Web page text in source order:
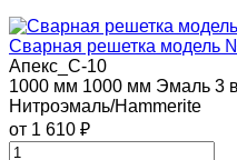
Сварная решетка модель
Апекс_С-10
1000 мм 1000 мм Эмаль 3
Нитроэмаль/Hammerite
от 1 610 ₽